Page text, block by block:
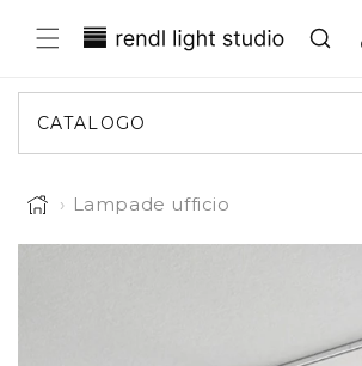
direttamente
ai contenuti
CATALOGO
› Lampade ufficio